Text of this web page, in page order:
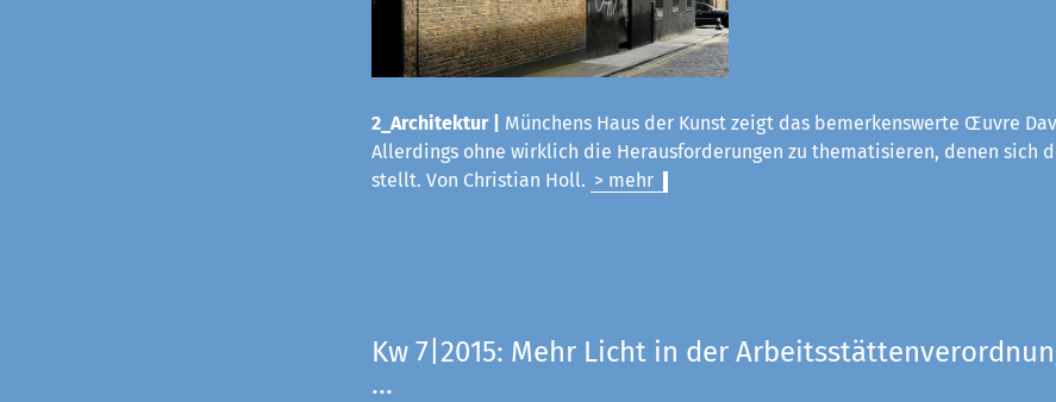
2_Architektur | Münchens Haus der Kunst zeigt das bemerkenswerte Œuvre
Allerdings ohne wirklich die Herausforderungen zu thematisieren, denen sich
stellt. Von Christian Holl. > mehr
Kw 7|2015: Mehr Licht in der
...